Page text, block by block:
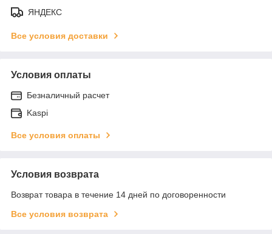
ЯНДЕКС
Все условия доставки
Условия оплаты
Безналичный расчет
Kaspi
Все условия оплаты
Условия возврата
Возврат товара в течение 14 дней по договоренности
Все условия возврата